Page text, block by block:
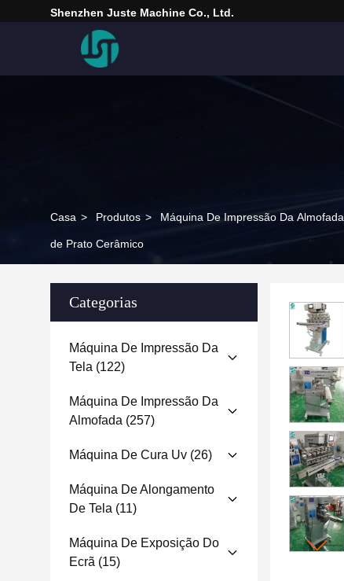
Shenzhen Juste Machine Co., Ltd.
Casa > Produtos > Máquina De Impressão Da Almofada
de Prato Cerâmico
Categorias
Máquina De Impressão Da
Tela (122)
Máquina De Impressão Da
Almofada (257)
Máquina De Cura Uv (26)
Máquina De Alongamento
De Tela (11)
Máquina De Exposição Do
Ecrã (15)